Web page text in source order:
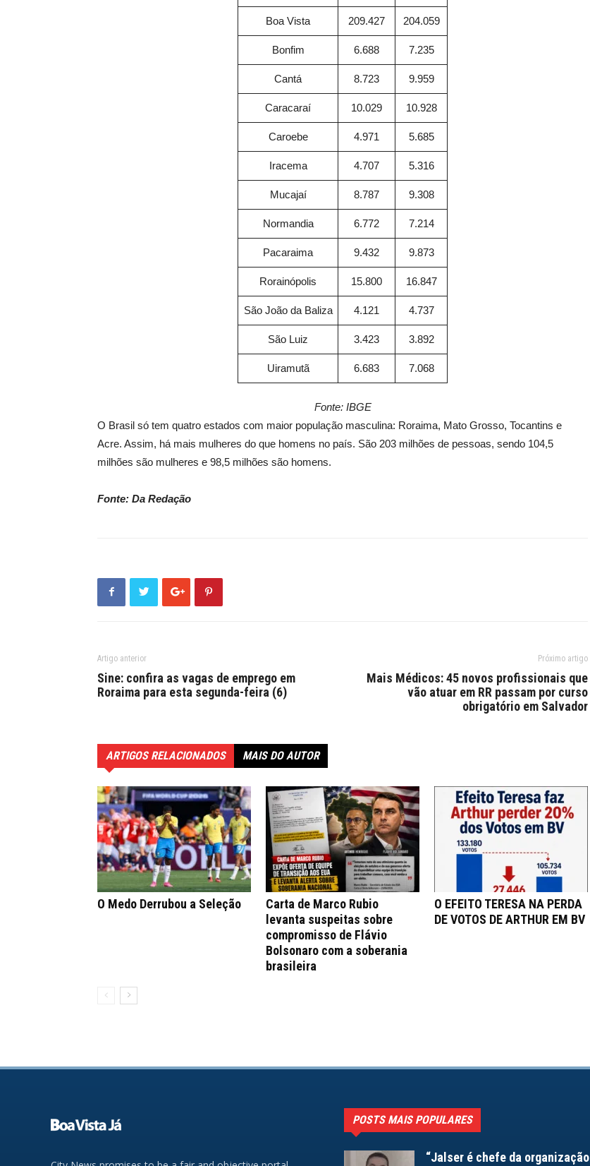
Boa Vista 209.427 204.059
Bonfim 6.688 7.235
Cantá 8.723 9.959
Caracaraí 10.029 10.928
Caroebe 4.971 5.685
Iracema 4.707 5.316
Mucajaí 8.787 9.308
Normandia 6.772 7.214
Pacaraima 9.432 9.873
Rorainópolis 15.800 16.847
São João da Baliza 4.121 4.737
São Luiz 3.423 3.892
Uiramutã 6.683 7.068
Fonte: IBGE
O Brasil só tem quatro estados com maior população masculina: Roraima, Mato Grosso, Tocantins e
Acre. Assim, há mais mulheres do que homens no país. São 203 milhões de pessoas, sendo 104,5
milhões são mulheres e 98,5 milhões são homens.
Fonte: Da Redação
Artigo anterior
Sine: confira as vagas de emprego em
Roraima para esta segunda-feira (6)
Próximo artigo
Mais Médicos: 45 novos profissionais que
vão atuar em RR passam por curso
obrigatório em Salvador
ARTIGOS RELACIONADOS MAIS DO AUTOR
O Medo Derrubou a Seleção
Carta de Marco Rubio
levanta suspeitas sobre
compromisso de Flávio
Bolsonaro com a soberania
brasileira
O EFEITO TERESA NA PERDA
DE VOTOS DE ARTHUR EM BV
POSTS MAIS POPULARES
“Jalser é chefe da organização